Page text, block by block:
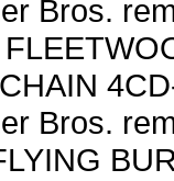
Bros.
Bros.